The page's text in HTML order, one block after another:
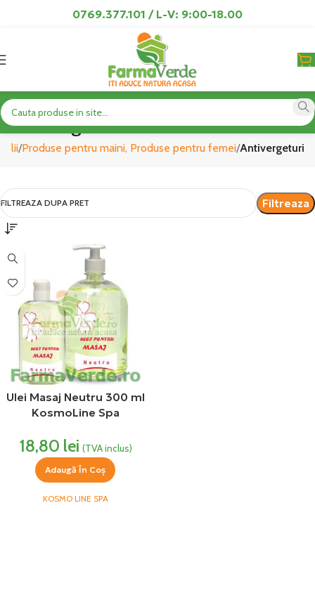
0769.377.101 / L-V: 9:00-18.00
Antivergeturi
Produse pentru maini, Produse pentru femei Antivergeturi
FILTREAZA DUPA PRET Filtreaza
Ulei Masaj Neutru 300 ml
KosmoLine Spa
18,80 lei (TVA inclus)
Adaugă În Coș
KOSMO LINE SPA